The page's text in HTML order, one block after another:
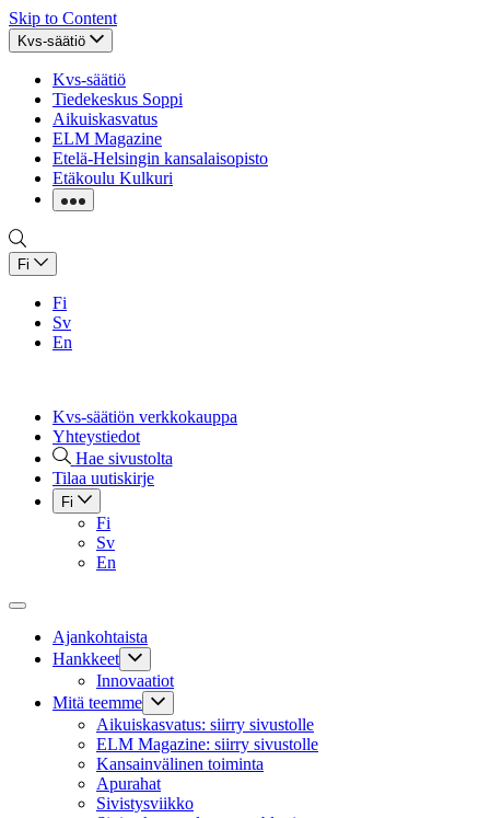
Skip to Content
Kvs-säätiö
Kvs-säätiö
Tiedekeskus Soppi
Aikuiskasvatus
ELM Magazine
Etelä-Helsingin kansalaisopisto
Etäkoulu Kulkuri
Fi
Fi
Sv
En
Kvs-säätiön verkkokauppa
Yhteystiedot
Hae sivustolta
Tilaa uutiskirje
Fi
Fi
Sv
En
Ajankohtaista
Hankkeet
Innovaatiot
Mitä teemme
Aikuiskasvatus: siirry sivustolle
ELM Magazine: siirry sivustolle
Kansainvälinen toiminta
Apurahat
Sivistysviikko